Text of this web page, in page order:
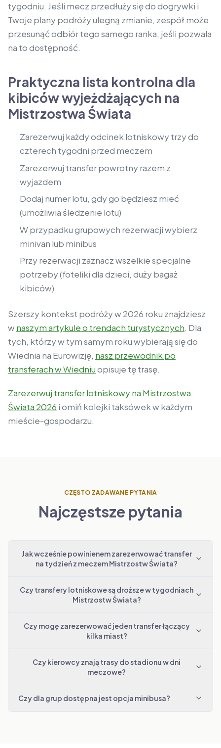
tygodniu. Jeśli mecz przedłuży się do dogrywki i
Twoje plany podróży ulegną zmianie, zespół może
przesunąć odbiór tego samego ranka, jeśli pozwala
na to dostępność.
Praktyczna lista kontrolna dla
kibiców wyjeżdżających na
Mistrzostwa Świata
Zarezerwuj każdy odcinek lotniskowy trzy do
czterech tygodni przed meczem
Zarezerwuj transfer powrotny razem z
wyjazdem
Dodaj numer lotu, gdy go będziesz mieć
(umożliwia śledzenie lotu)
W przypadku grupowych rezerwacji wybierz
minivan lub minibus
Przy rezerwacji zaznacz wszelkie specjalne
potrzeby (foteliki dla dzieci, duży bagaż
kibiców)
Szerszy kontekst podróży w 2026 roku znajdziesz
wnaszym artykule o trendach turystycznych. Dla
tych, którzy w tym samym roku wybierają się do
Wiednia na Eurowizję, nasz przewodnik po
transferach w Wiedniuopisuje tę trasę.
Zarezerwuj transfer lotniskowy na Mistrzostwa
Świata 2026 i omiń kolejki taksówek w każdym
mieście-gospodarzu.
CZĘSTO ZADAWANE PYTANIA
Najczęstsze pytania
Jak wcześnie powinienem zarezerwować transfer
na tydzień z meczem Mistrzostw Świata?
Czy transfery lotniskowe są droższe w tygodniach
Mistrzostw Świata?
Czy mogę zarezerwować jeden transfer łączący
kilka miast?
Czy kierowcy znają trasy do stadionu w dni
meczowe?
Czy dla grup dostępna jest opcja minibusa?